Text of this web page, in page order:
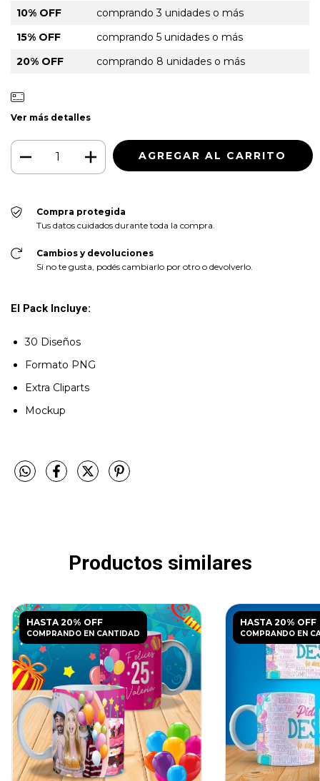
10% OFF
comprando 3 unidades o más
15% OFF
comprando 5 unidades o más
20% OFF
comprando 8 unidades o más
Ver más detalles
Compra protegida
Tus datos cuidados durante toda la compra.
Cambios y devoluciones
Si no te gusta, podés cambiarlo por otro o devolverlo.
El Pack Incluye:
30 Diseños
Formato PNG
Extra Cliparts
Mockup
Productos similares
HASTA 20% OFF
COMPRANDO EN CANTIDAD
HASTA 20% OFF
COMPRANDO EN